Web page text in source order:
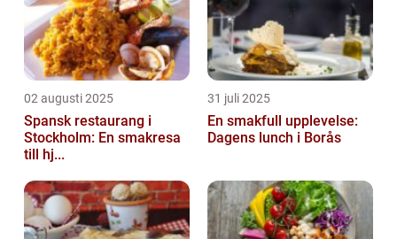
02 augusti 2025
Spansk restaurang i
Stockholm: En smakresa
till hj...
31 juli 2025
En smakfull upplevelse:
Dagens lunch i Borås